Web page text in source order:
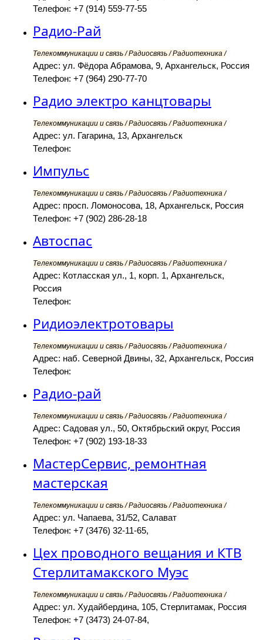
Телефон: +7 (914) 559-77-55
Радио-Рай
Телекоммуникации и связь / Радиосвязь / Радиотехника /
Адрес: ул. Фёдора Абрамова, 9, Архангельск, Россия
Телефон: +7 (964) 290-77-70
Радио электро канцтовары
Телекоммуникации и связь / Радиосвязь / Радиотехника /
Адрес: ул. Гагарина, 13, Архангельск
Телефон:
Импульс
Телекоммуникации и связь / Радиосвязь / Радиотехника /
Адрес: просп. Ломоносова, 18, Архангельск, Россия
Телефон: +7 (902) 286-28-18
Автоспас
Телекоммуникации и связь / Радиосвязь / Радиотехника /
Адрес: Котласская ул., 1, корп. 1, Архангельск,
Россия
Телефон:
Ридиоэлектротовары
Телекоммуникации и связь / Радиосвязь / Радиотехника /
Адрес: наб. Северной Двины, 32, Архангельск, Россия
Телефон:
Радио-рай
Телекоммуникации и связь / Радиосвязь / Радиотехника /
Адрес: Садовая ул., 50, Октябрьский округ, Россия
Телефон: +7 (902) 193-18-33
МастерСервис, ремонтная
мастерская
Телекоммуникации и связь / Радиосвязь / Радиотехника /
Адрес: ул. Чапаева, 31/52, Салават
Телефон: +7 (3476) 32-11-65,
Цех проводного вещания и КТВ
Стерлитамакского Муэс
Телекоммуникации и связь / Радиосвязь / Радиотехника /
Адрес: ул. Худайбердина, 105, Стерлитамак, Россия
Телефон: +7 (3473) 24-07-84,